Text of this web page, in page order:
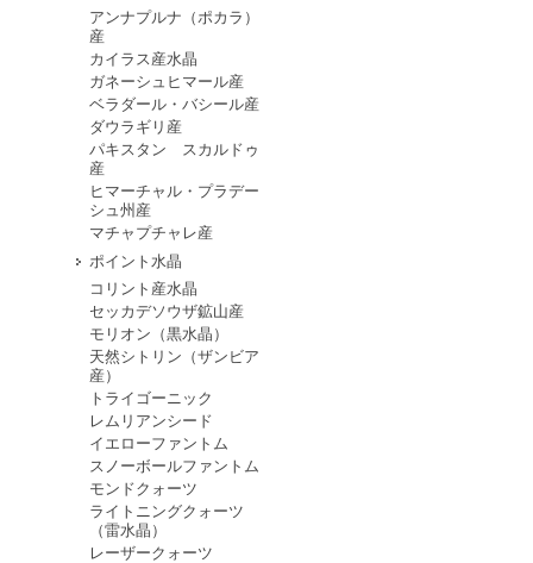
アンナプルナ（ポカラ）
産
カイラス産水晶
ガネーシュヒマール産
ベラダール・バシール産
ダウラギリ産
パキスタン スカルドゥ
産
ヒマーチャル・プラデー
シュ州産
マチャプチャレ産
ポイント水晶
コリント産水晶
セッカデソウザ鉱山産
モリオン（黒水晶）
天然シトリン（ザンビア
産）
トライゴーニック
レムリアンシード
イエローファントム
スノーボールファントム
モンドクォーツ
ライトニングクォーツ
（雷水晶）
レーザークォーツ